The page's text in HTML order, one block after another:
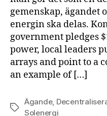
gemenskap, ägandet
energin ska delas.
government pledges
power, local leaders
arrays and point to a
an example of […]
Etiketter
Ägande,
Solenergi